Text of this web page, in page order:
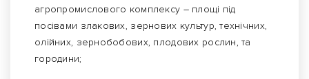
агропромислового комплексу – площі під
посівами злакових, зернових культур, технічних,
олійних, зернобобових, плодових рослин, та
городини;